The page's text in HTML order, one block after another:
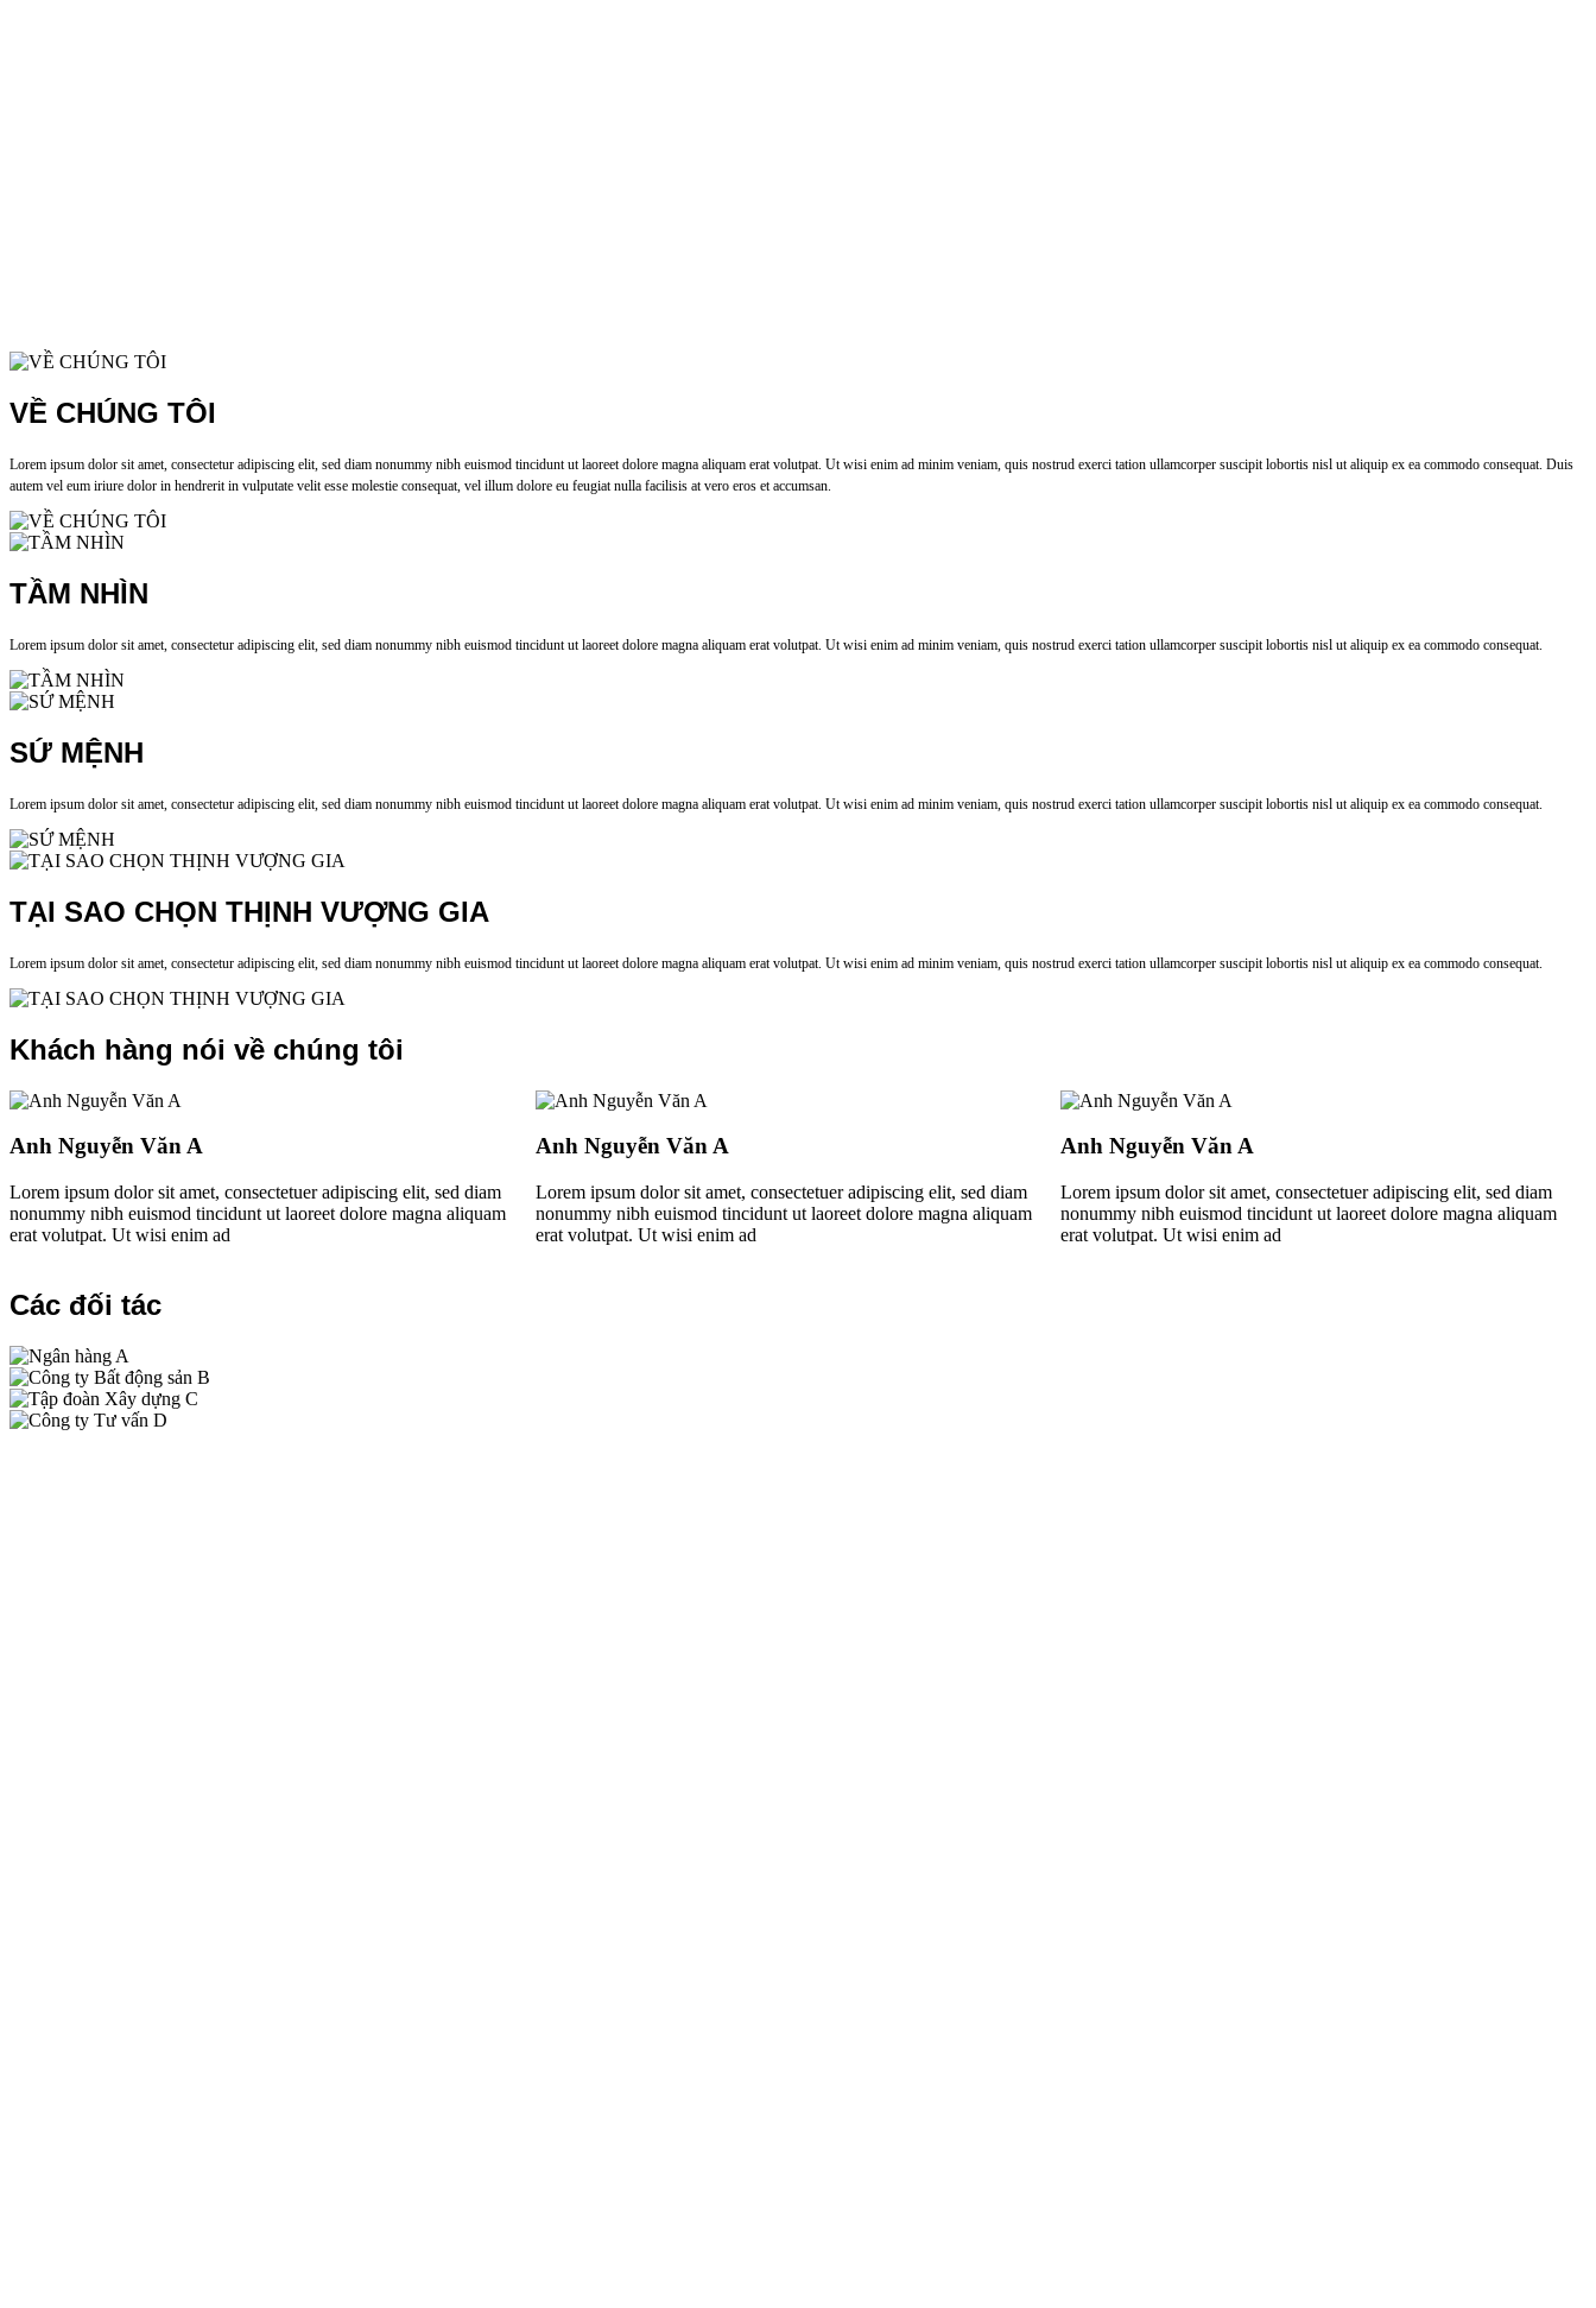
VỀ CHÚNG TÔI
Lorem ipsum dolor sit amet, consectetur adipiscing elit, sed diam nonummy nibh euismod tincidunt ut laoreet dolore magna aliquam erat volutpat. Ut wisi enim ad minim veniam, quis nostrud exerci tation ullamcorper suscipit lobortis nisl ut aliquip ex ea commodo consequat. Duis
autem vel eum iriure dolor in hendrerit in vulputate velit esse molestie consequat, vel illum dolore eu feugiat nulla facilisis at vero eros et accumsan.
TẦM NHÌN
Lorem ipsum dolor sit amet, consectetur adipiscing elit, sed diam nonummy nibh euismod tincidunt ut laoreet dolore magna aliquam erat volutpat. Ut wisi enim ad minim veniam, quis nostrud exerci tation ullamcorper suscipit lobortis nisl ut aliquip ex ea commodo consequat.
SỨ MỆNH
Lorem ipsum dolor sit amet, consectetur adipiscing elit, sed diam nonummy nibh euismod tincidunt ut laoreet dolore magna aliquam erat volutpat. Ut wisi enim ad minim veniam, quis nostrud exerci tation ullamcorper suscipit lobortis nisl ut aliquip ex ea commodo consequat.
TẠI SAO CHỌN THỊNH VƯỢNG GIA
Lorem ipsum dolor sit amet, consectetur adipiscing elit, sed diam nonummy nibh euismod tincidunt ut laoreet dolore magna aliquam erat volutpat. Ut wisi enim ad minim veniam, quis nostrud exerci tation ullamcorper suscipit lobortis nisl ut aliquip ex ea commodo consequat.
Khách hàng nói về chúng tôi
Anh Nguyễn Văn A
Lorem ipsum dolor sit amet, consectetuer adipiscing elit, sed diam
nonummy nibh euismod tincidunt ut laoreet dolore magna aliquam
erat volutpat. Ut wisi enim ad
Anh Nguyễn Văn A
Lorem ipsum dolor sit amet, consectetuer adipiscing elit, sed diam
nonummy nibh euismod tincidunt ut laoreet dolore magna aliquam
erat volutpat. Ut wisi enim ad
Anh Nguyễn Văn A
Lorem ipsum dolor sit amet, consectetuer adipiscing elit, sed diam
nonummy nibh euismod tincidunt ut laoreet dolore magna aliquam
erat volutpat. Ut wisi enim ad
Các đối tác